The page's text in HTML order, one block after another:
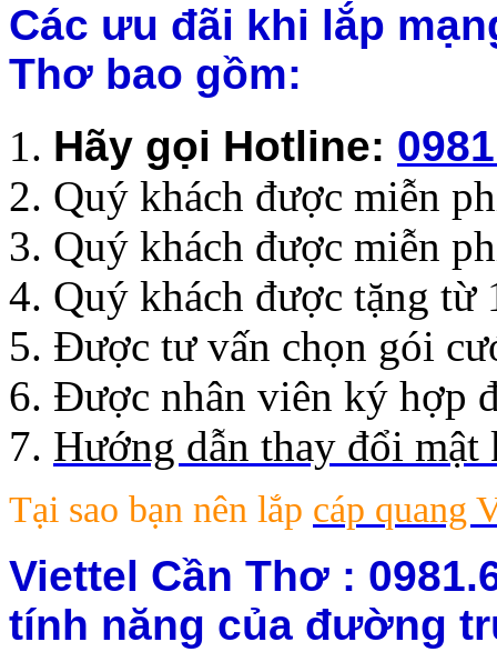
Các ưu đãi khi lắp
Thơ bao gồm:
Hãy gọi Hotline:
Quý khách được miễn
Quý khách được miễn
Quý khách được tặng từ
Được tư vấn chọn gói
Được nhân viên ký hợp
Hướng dẫn thay đổi
Tại sao bạn nên lắp cáp quang
Viettel Cần Thơ :
tính năng của đường